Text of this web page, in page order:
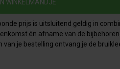
prijs is uitsluitend geldig in
én afname van de
van je bestelling ontvang je de